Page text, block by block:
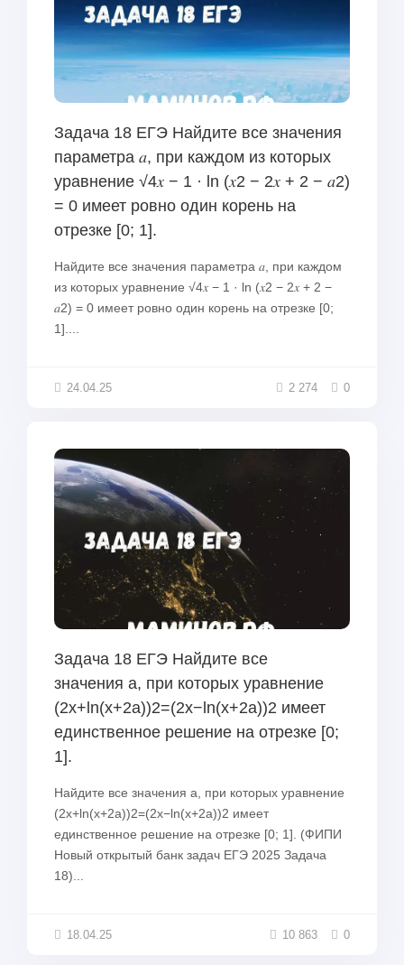
Задача 18 ЕГЭ Найдите все значения
параметра 𝑎, при каждом из которых
уравнение √4𝑥 − 1 · ln (︀𝑥2 − 2𝑥 + 2 − 𝑎2)︀
= 0 имеет ровно один корень на
отрезке [0; 1].
Найдите все значения параметра 𝑎, при каждом
из которых уравнение √4𝑥 − 1 · ln (︀𝑥2 − 2𝑥 + 2 −
𝑎2)︀ = 0 имеет ровно один корень на отрезке [0;
1]....
24.04.25 2 274 0
Задача 18 ЕГЭ Найдите все
значения a, при которых уравнение
(2x+ln(x+2a))2=(2x−ln(x+2a))2 имеет
единственное решение на отрезке [0;
1].
Найдите все значения a, при которых уравнение
(2x+ln(x+2a))2=(2x−ln(x+2a))2 имеет
единственное решение на отрезке [0; 1]. (ФИПИ
Новый открытый банк задач ЕГЭ 2025 Задача
18)...
18.04.25 10 863 0